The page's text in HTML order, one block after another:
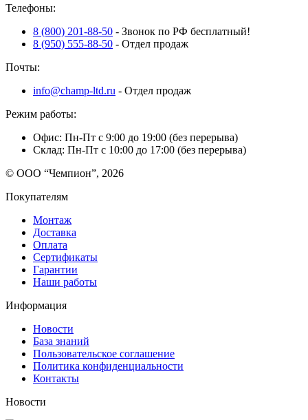
Телефоны:
8 (800) 201-88-50 - Звонок по РФ бесплатный!
8 (950) 555-88-50 - Отдел продаж
Почты:
info@champ-ltd.ru - Отдел продаж
Режим работы:
Офис: Пн-Пт с 9:00 до 19:00 (без перерыва)
Склад: Пн-Пт с 10:00 до 17:00 (без перерыва)
© ООО “Чемпион”, 2026
Покупателям
Монтаж
Доставка
Оплата
Сертификаты
Гарантии
Наши работы
Информация
Новости
База знаний
Пользовательское соглашение
Политика конфиденциальности
Контакты
Новости